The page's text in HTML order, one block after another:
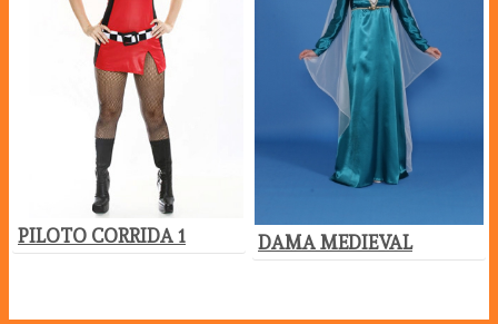
PILOTO CORRIDA 1 DAMA MEDIEVAL